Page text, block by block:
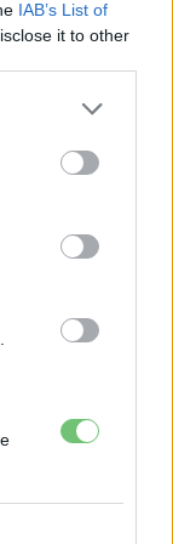
IAB’s List of
it to other
utol
i3
egy autót,
sorrendje